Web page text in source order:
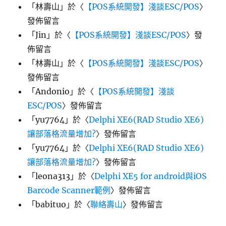
「林壽山 」於〈 【POS系統開發】淺談ESC/POS〉
發佈留言
「Jin 」於〈 【POS系統開發】淺談ESC/POS〉發
佈留言
「林壽山 」於〈 【POS系統開發】淺談ESC/POS〉
發佈留言
「Andonio 」於〈 【POS系統開發】淺談
ESC/POS〉發佈留言
「yu7764 」於〈Delphi XE6(RAD Studio XE6)
讓部落格流量增加?〉發佈留言
「yu7764 」於〈Delphi XE6(RAD Studio XE6)
讓部落格流量增加?〉發佈留言
「leona313 」於〈Delphi XE5 for android與iOS
Barcode Scanner範例 〉發佈留言
「babituo 」於〈聯絡壽山〉發佈留言